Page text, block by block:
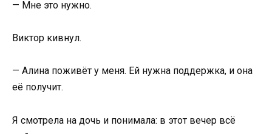
— Мне это нужно.
Виктор кивнул.
— Алина поживёт у меня. Ей нужна поддержка, и она
её получит.
Я смотрела на дочь и понимала: в этот вечер всё